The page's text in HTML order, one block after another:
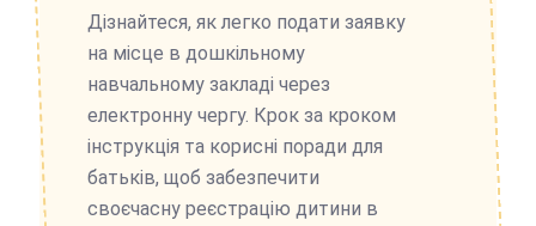
Дізнайтеся, як легко подати заявку
на місце в дошкільному
навчальному закладі через
електронну чергу. Крок за кроком
інструкція та корисні поради для
батьків, щоб забезпечити
своєчасну реєстрацію дитини в